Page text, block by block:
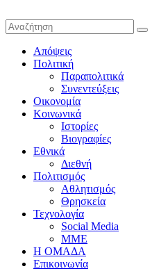
Απόψεις
Πολιτική
Παραπολιτικά
Συνεντεύξεις
Οικονομία
Κοινωνικά
Ιστορίες
Βιογραφίες
Εθνικά
Διεθνή
Πολιτισμός
Αθλητισμός
Θρησκεία
Τεχνολογία
Social Media
ΜΜΕ
Η ΟΜΑΔΑ
Επικοινωνία